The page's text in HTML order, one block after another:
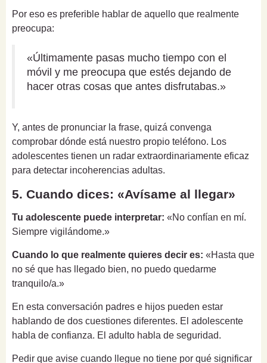
Por eso es preferible hablar de aquello que realmente
preocupa:
«Últimamente pasas mucho tiempo con el
móvil y me preocupa que estés dejando de
hacer otras cosas que antes disfrutabas.»
Y, antes de pronunciar la frase, quizá convenga
comprobar dónde está nuestro propio teléfono. Los
adolescentes tienen un radar extraordinariamente eficaz
para detectar incoherencias adultas.
5. Cuando dices: «Avísame al llegar»
Tu adolescente puede interpretar: «No confían en mí.
Siempre vigilándome.»
Cuando lo que realmente quieres decir es: «Hasta que
no sé que has llegado bien, no puedo quedarme
tranquilo/a.»
En esta conversación padres e hijos pueden estar
hablando de dos cuestiones diferentes. El adolescente
habla de confianza. El adulto habla de seguridad.
Pedir que avise cuando llegue no tiene por qué significar